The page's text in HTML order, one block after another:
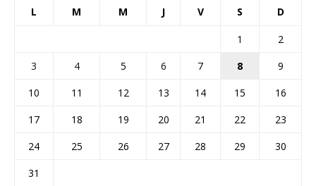
L M M J V S D
1
2
3
4 5 6 7 8
9
10
11 12 13 14 15
16
17
18 19 20 21 22
23
24
25 26 27 28 29
30
31